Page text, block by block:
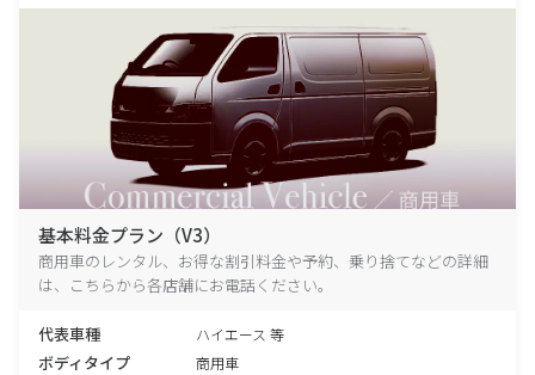
基本料金プラン（V3）
商用車のレンタル、お得な割引料金や予約、乗り捨てなどの詳細
は、こちらから各店舗にお電話ください。
代表車種 ハイエース 等
ボディタイプ 商用車